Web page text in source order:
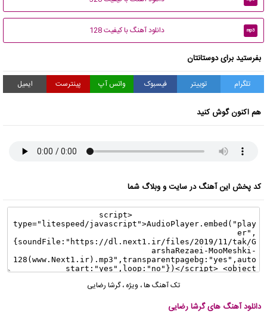
mp3 دانلود آهنگ با کیفیت 128
بفرستید برای دوستانتان
تلگرام توییتر فیسبوک واتس آپ پینترست ایمیل
هم اکنون گوش کنید
کد پخش این آهنگ در سایت و وبلاگ شما
تک آهنگ ها، ویژه ،گرشا رضایی
دانلود آهنگ های گرشا رضایی